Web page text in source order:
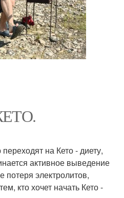
на Кето - диету,
активное выведение
потеря электролитов,
кто хочет начать Кето -